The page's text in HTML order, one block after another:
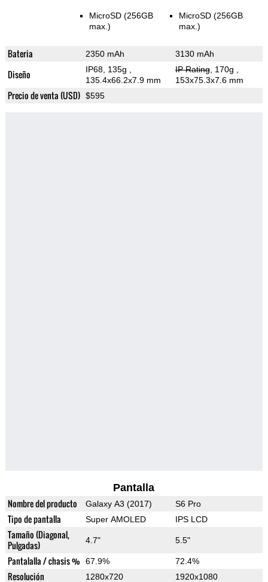
MicroSD (256GB
max.)
MicroSD (256GB
max.)
Bateria 2350 mAh 3130 mAh
Diseño IP68, 135g
135.4x66.2x7.9 mm
IP Rating, 170g
153x75.3x7.6 mm
Precio de venta (USD) $595
Pantalla
Nombre del producto Galaxy A3 (2017) S6 Pro
Tipo de pantalla Super AMOLED IPS LCD
Tamaño (Diagonal,
Pulgadas)
4.7" 5.5"
Pantalalla / chasis % 67.9% 72.4%
Resolución 1280x720 1920x1080